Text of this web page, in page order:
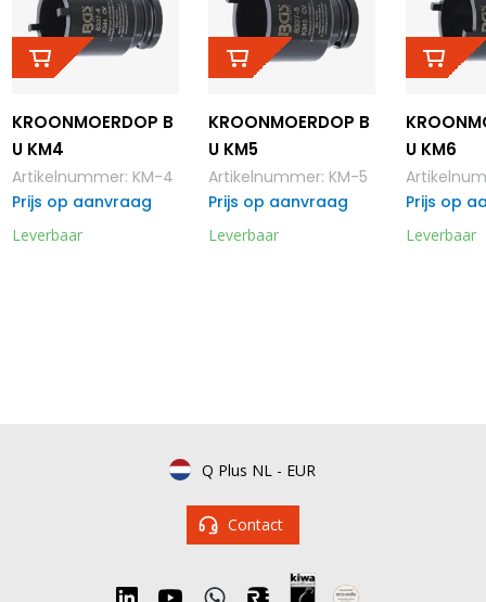
KROONMOERDOP B
U KM4
Artikelnummer: KM-4
Prijs op aanvraag
Leverbaar
KROONMOERDOP B
U KM5
Artikelnummer: KM-5
Prijs op aanvraag
Leverbaar
U KM6
Prijs op
Leverbaar
Q Plus NL - EUR
Contact